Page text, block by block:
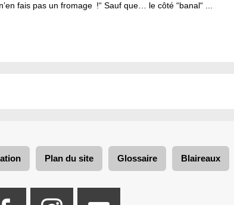
fais pas un fromage !“ Sauf que… le côté “banal“ ...
Plan du site Glossaire Blaireaux